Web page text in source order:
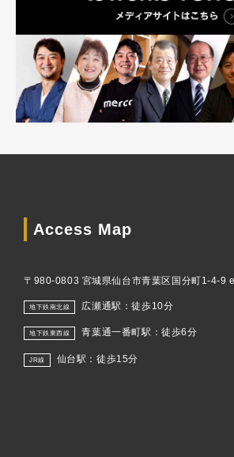
Access Map
〒980-0803 宮城県仙台市青葉区国分町1-4-9
地下鉄南北線 広瀬通駅：徒歩10分
地下鉄東西線 青葉通一番町駅：徒歩6分
JR線 仙台駅：徒歩15分